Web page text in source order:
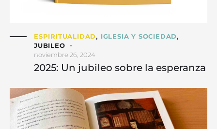
ESPIRITUALIDAD, IGLESIA Y SOCIEDAD,
JUBILEO
noviembre 26, 2024
2025: Un jubileo sobre la esperanza